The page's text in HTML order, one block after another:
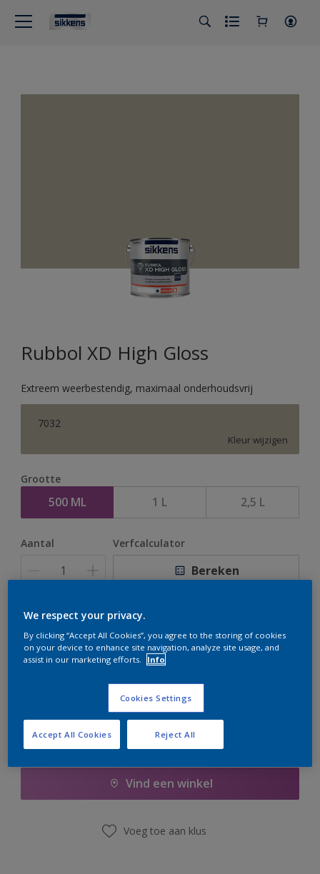
Rubbol XD High Gloss
Extreem weerbestendig, maximaal onderhoudsvrij
7032
Kleur wijzigen
Grootte
500 ML 1 L 2,5 L
Aantal Verfcalculator
Bereken
Op dit moment is het niet mogelijk dit product online
te bestellen. Houd de website in de gaten, we werken
er hard aan om de voorraad aan te vullen.
Boodschappenlijst
Vind een winkel
Voeg toe aan klus
We respect your privacy.
By clicking “Accept All Cookies”, you agree to the storing of cookies
on your device to enhance site navigation, analyze site usage, and
assist in our marketing efforts.
Info
Cookies Settings
Reject All
Accept All Cookies